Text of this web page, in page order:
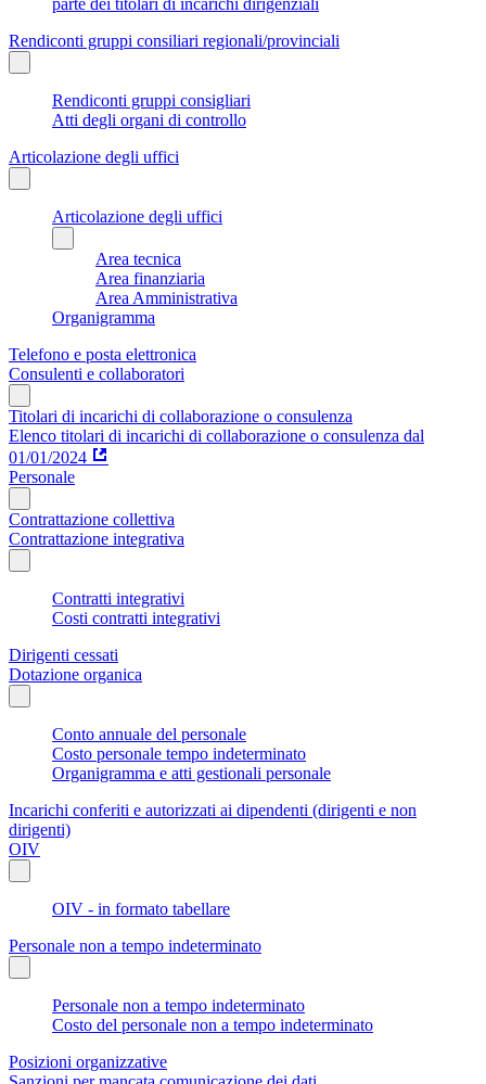
parte dei titolari di incarichi dirigenziali
Rendiconti gruppi consiliari regionali/provinciali
Rendiconti gruppi consigliari
Atti degli organi di controllo
Articolazione degli uffici
Articolazione degli uffici
Area tecnica
Area finanziaria
Area Amministrativa
Organigramma
Telefono e posta elettronica
Consulenti e collaboratori
Titolari di incarichi di collaborazione o consulenza
Elenco titolari di incarichi di collaborazione o consulenza dal
01/01/2024
Personale
Contrattazione collettiva
Contrattazione integrativa
Contratti integrativi
Costi contratti integrativi
Dirigenti cessati
Dotazione organica
Conto annuale del personale
Costo personale tempo indeterminato
Organigramma e atti gestionali personale
Incarichi conferiti e autorizzati ai dipendenti (dirigenti e non
dirigenti)
OIV
OIV - in formato tabellare
Personale non a tempo indeterminato
Personale non a tempo indeterminato
Costo del personale non a tempo indeterminato
Posizioni organizzative